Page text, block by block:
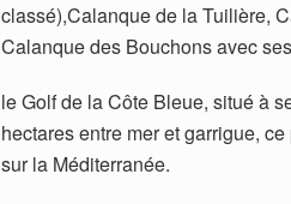
classé),Calanque de la Tuilière,
Calanque des Bouchons avec
le Golf de la Côte Bleue, situé à
hectares entre mer et garrigue,
sur la Méditerranée.